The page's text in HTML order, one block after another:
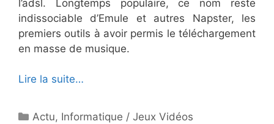
l’adsl. Longtemps populaire, ce nom reste
indissociable d’Emule et autres Napster, les
premiers outils à avoir permis le téléchargement
en masse de musique.
Lire la suite…
Catégories
Actu, Informatique / Jeux Vidéos